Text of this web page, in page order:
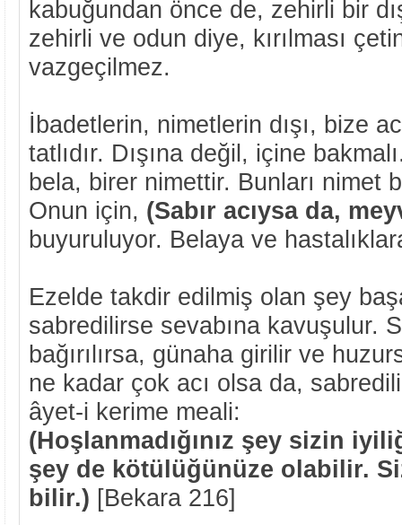
kabuğundan önce de, zehirli bir
zehirli ve odun diye, kırılması
vazgeçilmez.
İbadetlerin, nimetlerin dışı, bize
tatlıdır. Dışına değil, içine
bela, birer nimettir. Bunları nimet
Onun için, (Sabır acıysa da,
buyuruluyor. Belaya ve
Ezelde takdir edilmiş olan şey
sabredilirse sevabına kavuşulur.
bağırılırsa, günaha girilir ve
ne kadar çok acı olsa da,
âyet-i kerime meali:
(Hoşlanmadığınız şey sizin
şey de kötülüğünüze olabilir.
bilir.) [Bekara 216]